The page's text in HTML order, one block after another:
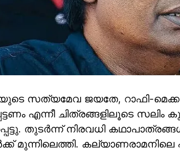
സത്യമേവ ജയതേ, റാഫി-
എന്നീ ചിത്രങ്ങളിലൂടെ
തുടര്‍ന്ന് നിരവധി
മുന്നിലെത്തി.